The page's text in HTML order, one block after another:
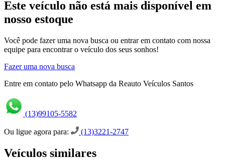
Este veículo não está mais disponível em
nosso estoque
Você pode fazer uma nova busca ou entrar em contato com nossa
equipe para encontrar o veículo dos seus sonhos!
Fazer uma nova busca
Entre em contato pelo Whatsapp da Reauto Veículos Santos
(13)99105-5582
Ou ligue agora para: (13)3221-2747
Veículos similares